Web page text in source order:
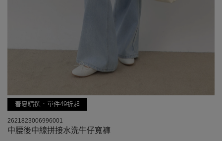
春夏精選．單件49折起
2621823006996001
中腰後中線拼接水洗牛仔寬褲